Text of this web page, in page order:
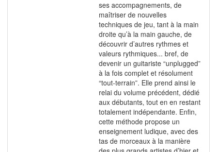
ses accompagnements, de
maîtriser de nouvelles
techniques de jeu, tant à la main
droite qu’à la main gauche, de
découvrir d’autres rythmes et
valeurs rythmiques... bref, de
devenir un guitariste “unplugged”
à la fois complet et résolument
“tout-terrain”. Elle prend ainsi le
relai du volume précédent, dédié
aux débutants, tout en en restant
totalement indépendante. Enfin,
cette méthode propose un
enseignement ludique, avec des
tas de morceaux à la manière